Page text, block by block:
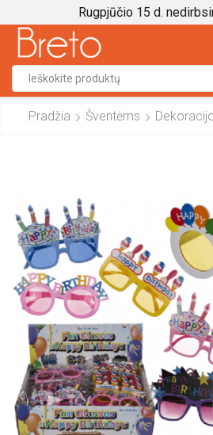
Rugpjūčio 15 d.
input
Pradžia Šventėms